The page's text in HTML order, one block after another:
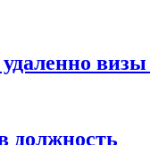
должность